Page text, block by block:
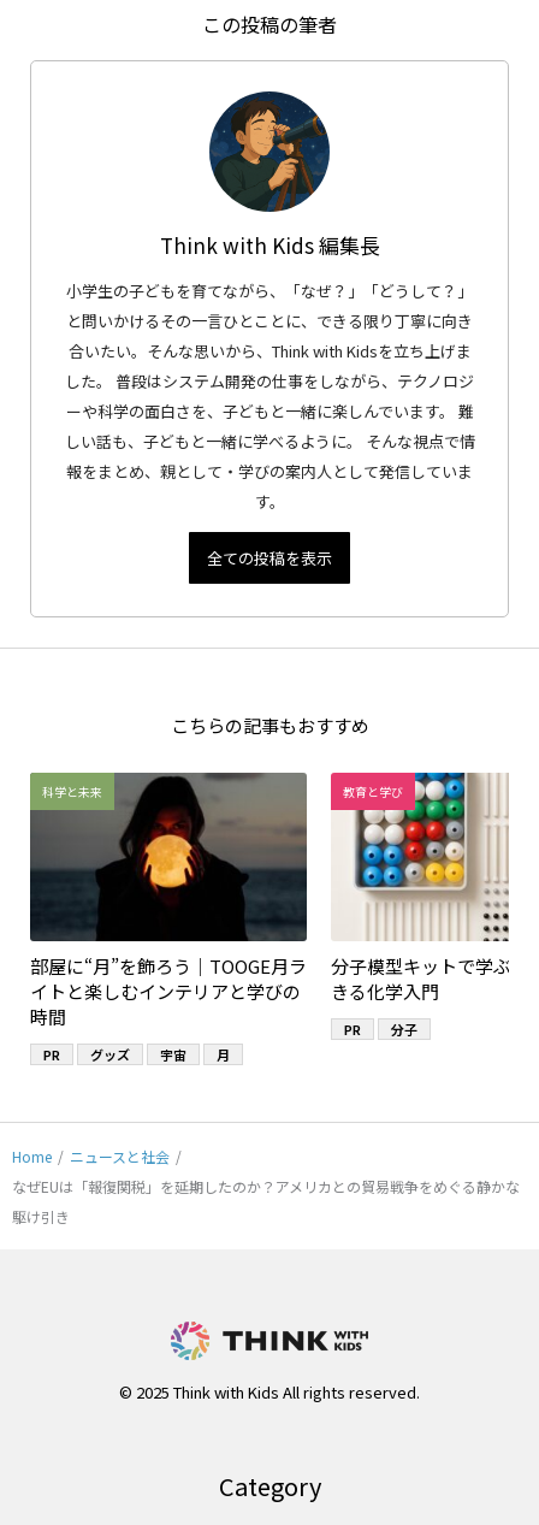
この投稿の筆者
Think with Kids 編集長
小学生の子どもを育てながら、「なぜ？」「どうして？」
と問いかけるその一言ひとことに、できる限り丁寧に向き
合いたい。そんな思いから、Think with Kidsを立ち上げま
した。 普段はシステム開発の仕事をしながら、テクノロジ
ーや科学の面白さを、子どもと一緒に楽しんでいます。 難
しい話も、子どもと一緒に学べるように。 そんな視点で情
報をまとめ、親として・学びの案内人として発信していま
す。
全ての投稿を表示
こちらの記事もおすすめ
科学と未来
部屋に“月”を飾ろう｜TOOGE月ラ
イトと楽しむインテリアと学びの
時間
PR グッズ 宇宙 月
教育と学び
分子模型キットで学ぶ！
きる化学入門
PR 分子
Home / ニュースと社会 /
なぜEUは「報復関税」を延期したのか？アメリカとの貿易戦争をめぐる静かな
駆け引き
© 2025 Think with Kids All rights reserved.
Category